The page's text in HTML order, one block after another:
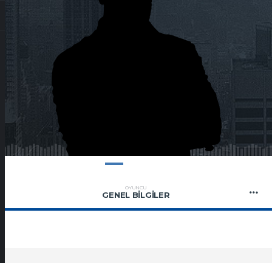
OYUNCU
GENEL BILGILER